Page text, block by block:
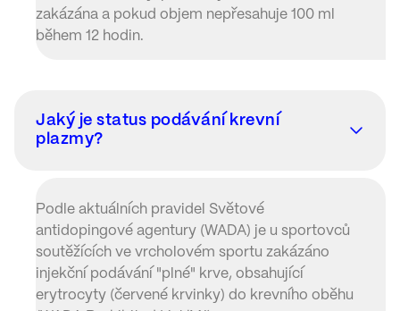
zakázána a pokud objem nepřesahuje 100 ml
během 12 hodin.
Jaký je status podávání krevní
plazmy?
Podle aktuálních pravidel Světové
antidopingové agentury (WADA) je u sportovců
soutěžících ve vrcholovém sportu zakázáno
injekční podávání "plné" krve, obsahující
erytrocyty (červené krvinky) do krevního oběhu